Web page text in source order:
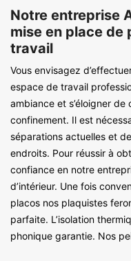
Notre entreprise
mise en place de
travail
Vous envisagez
espace de travail
ambiance et s’éloigner
confinement. Il est
séparations actuelles et
endroits. Pour réussir à
confiance en notre
d’intérieur. Une fois
placos nos plaquistes
parfaite. L’isolation
phonique garantie. Nos